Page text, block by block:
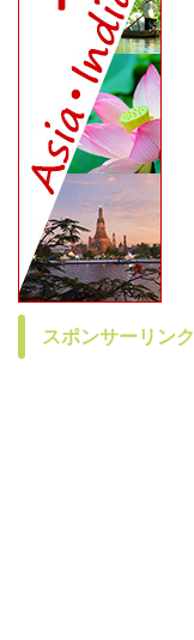
スポンサーリンク